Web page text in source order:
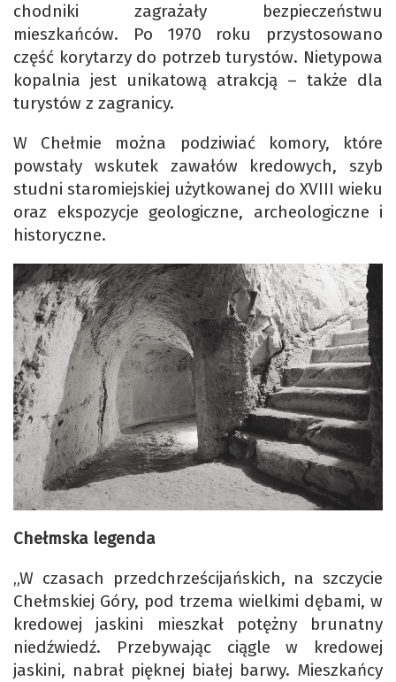
chodniki zagrażały bezpieczeństwu
mieszkańców. Po 1970 roku przystosowano
część korytarzy do potrzeb turystów. Nietypowa
kopalnia jest unikatową atrakcją – także dla
turystów z zagranicy.
W Chełmie można podziwiać komory, które
powstały wskutek zawałów kredowych, szyb
studni staromiejskiej użytkowanej do XVIII wieku
oraz ekspozycje geologiczne, archeologiczne i
historyczne.
Chełmska legenda
„W czasach przedchrześcijańskich, na szczycie
Chełmskiej Góry, pod trzema wielkimi dębami, w
kredowej jaskini mieszkał potężny brunatny
niedźwiedź. Przebywając ciągle w kredowej
jaskini, nabrał pięknej białej barwy. Mieszkańcy